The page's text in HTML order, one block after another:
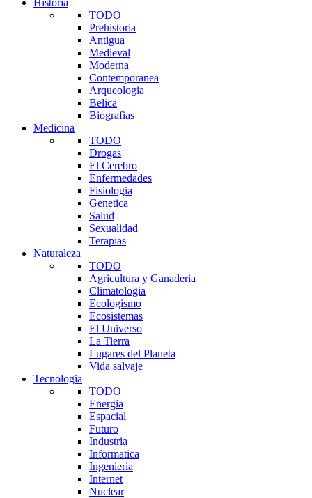
TODO
Prehistoria
Antigua
Medieval
Moderna
Contemporanea
Arqueologia
Belica
Biografias
Medicina
TODO
Drogas
El Cerebro
Enfermedades
Fisiologia
Genetica
Salud
Sexualidad
Terapias
Naturaleza
TODO
Agricultura y Ganaderia
Climatologia
Ecologismo
Ecosistemas
El Universo
La Tierra
Lugares del Planeta
Vida salvaje
Tecnologia
TODO
Energia
Espacial
Futuro
Industria
Informatica
Ingenieria
Internet
Nuclear